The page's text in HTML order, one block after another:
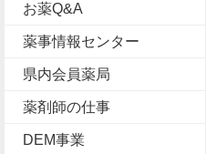
お薬Q&A
薬事情報センター
県内会員薬局
薬剤師の仕事
DEM事業